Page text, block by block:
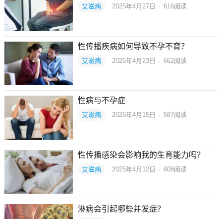
艾滋病 2025年4月27日 · 616阅读
性传播疾病如何导致不孕不育？
艾滋病 2025年4月23日 · 662阅读
性病与不孕症
艾滋病 2025年4月15日 · 587阅读
性传播感染会影响我的生育能力吗？
艾滋病 2025年4月12日 · 608阅读
淋病会引起哪些并发症？